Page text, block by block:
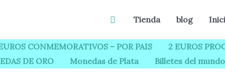
BuscarTienda blog
CONMEMORATIVOS – POR PAIS 2 EUROS
DE ORO Monedas de Plata Billetes del mundo